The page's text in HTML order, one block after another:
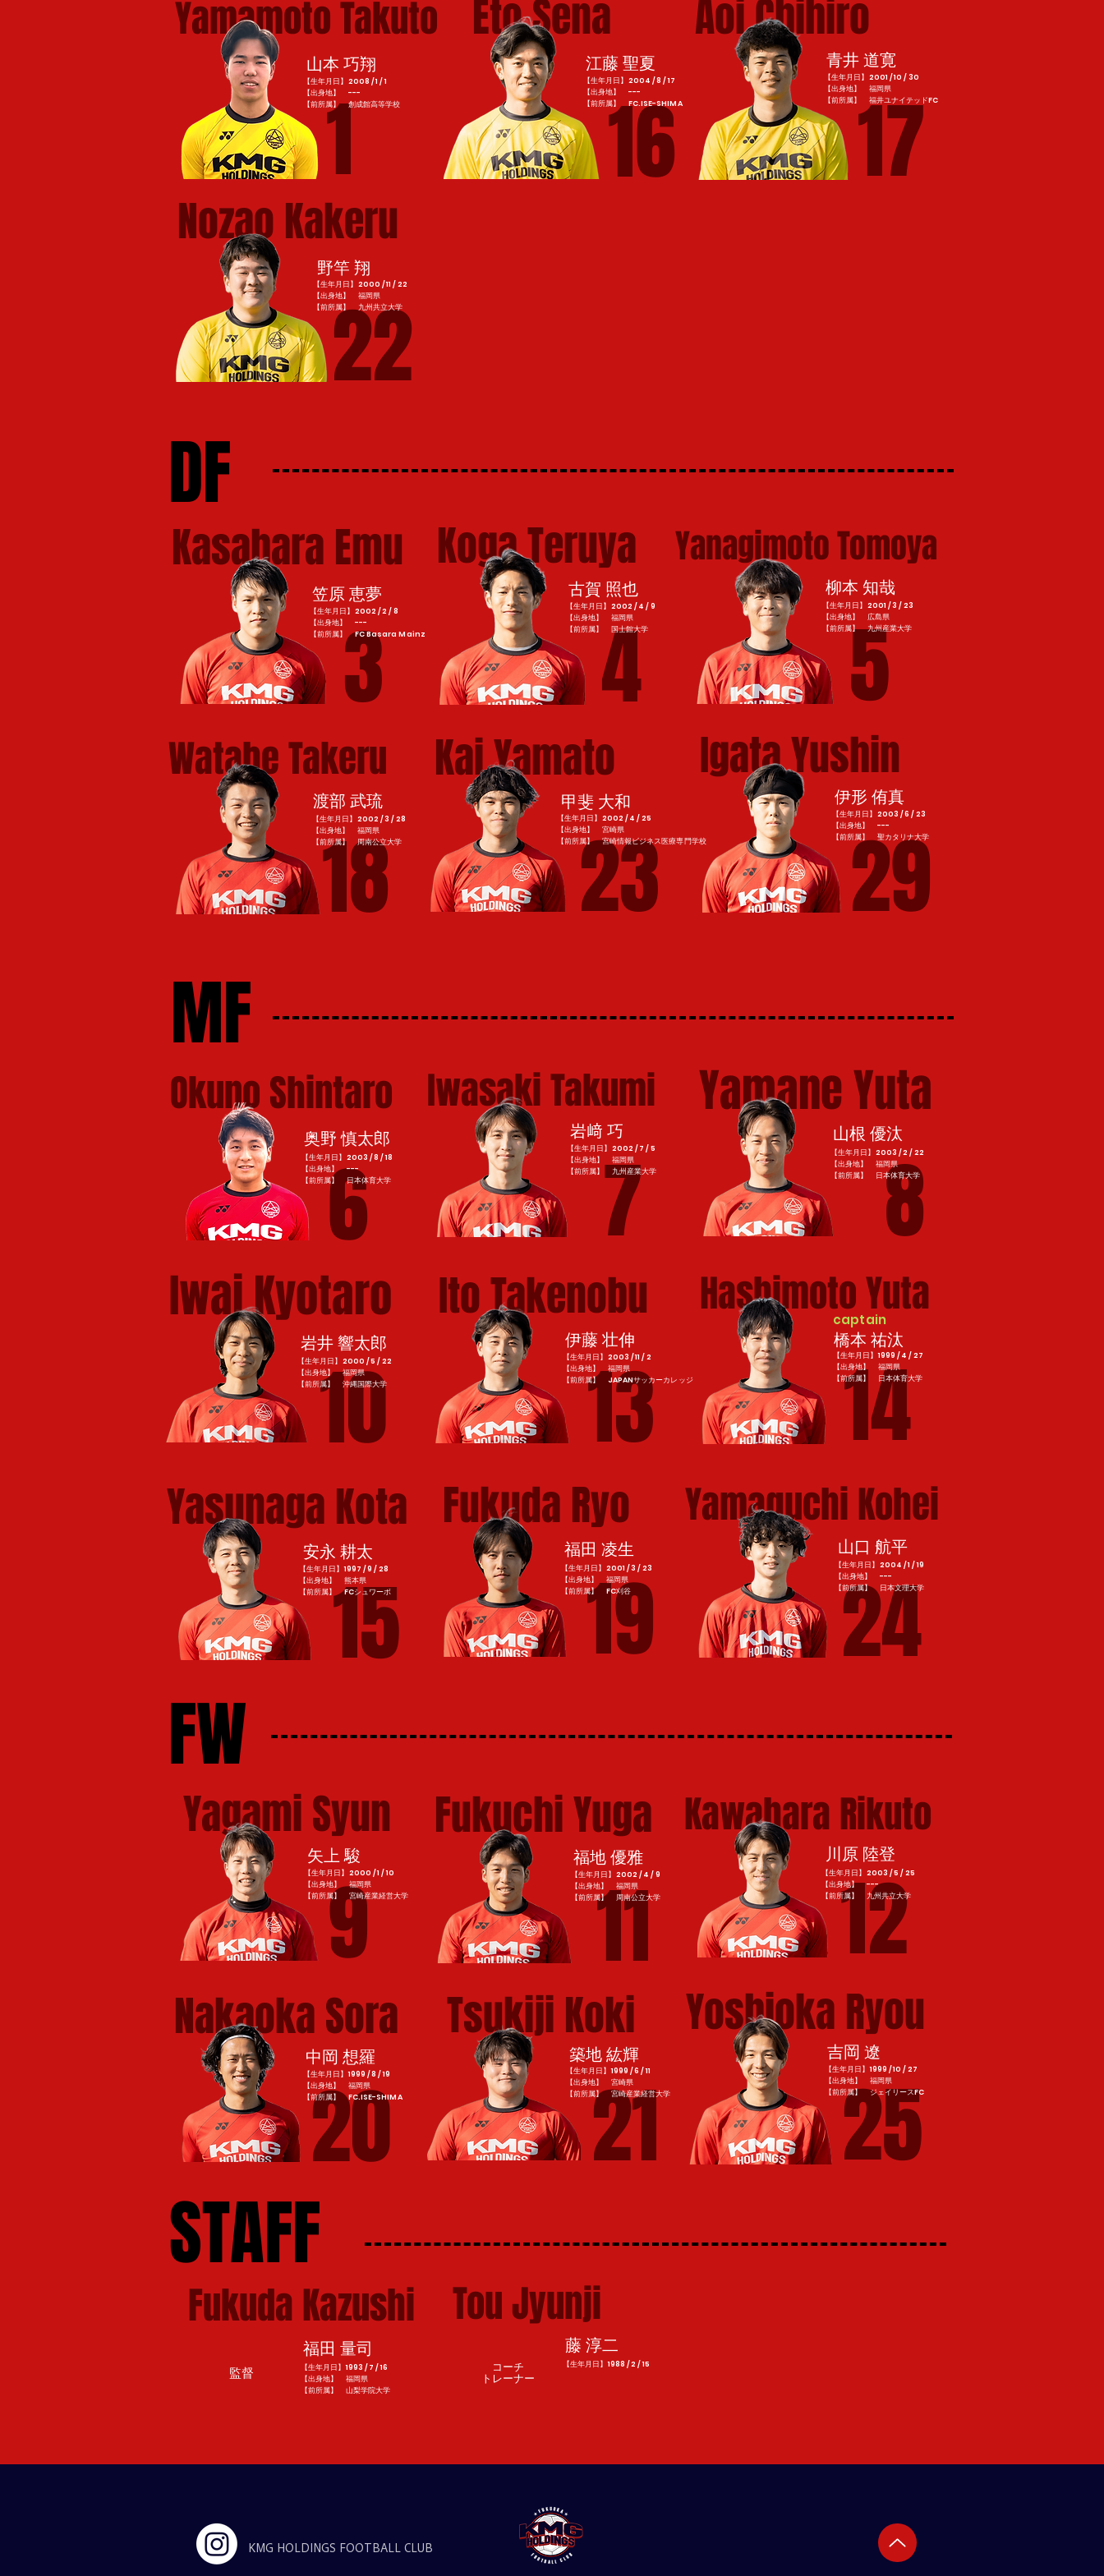
野竿 翔
Nozao Kakeru
22
【生年月日】2000 / 11 / 22
【出身地】 福岡県
​【前所属】 九州共立大学
江藤 聖夏
Eto Sena
16
【生年月日】2004 / 8 / 17
【出身地】 ---
​【前所属】 FC.ISE-SHIMA
青井 道寛
Aoi Chihiro
17
【生年月日】2001 / 10 / 30
【出身地】 福岡県
​【前所属】 福井ユナイテッドFC
Yamamoto Takuto
山本 巧翔
1
【生年月日】2008 / 1 / 1
【出身地】 ---
​【前所属】 創成館高等学校
DF
Yanagimoto Tomoya
柳本 知哉
5
【生年月日】2001 / 3 / 23
【出身地】 広島県
​【前所属】 九州産業大学
Koga Teruya
古賀 照也
4
【生年月日】2002 / 4 / 9
【出身地】 福岡県
​【前所属】 国士館大学
Kasahara Emu
笠原 恵夢
3
【生年月日】2002 / 2 / 8
【出身地】 ---
​【前所属】 FC Basara Mainz
Watabe Takeru
渡部 武琉
18
【生年月日】2002 / 3 / 28
【出身地】 福岡県
​【前所属】 周南公立大学
Kai Yamato
甲斐 大和
23
【生年月日】2002 / 4 / 25
【出身地】 宮崎県
​【前所属】 宮崎情報ビジネス医療専門学校
Igata Yushin
29
【生年月日】2003 / 6 / 23
【出身地】 ---
​【前所属】 聖カタリナ大学
伊形 侑真
MF
Yamane Yuta
8
【生年月日】2003 / 2 / 22
【出身地】 福岡県
​【前所属】 日本体育大学
山根 優汰
Okuno Shintaro
奥野 慎太郎
6
【生年月日】2003 / 8 / 18
【出身地】 ---
​【前所属】 日本体育大学
岩﨑 巧
Iwasaki Takumi
7
【生年月日】2002 / 7 / 5
【出身地】 福岡県
​【前所属】 九州産業大学
Iwai Kyotaro
岩井 響太郎
10
【生年月日】2000 / 5 / 22
【出身地】 福岡県
​【前所属】 沖縄国際大学
橋本 祐汰
Hashimoto Yuta
14
【生年月日】1999 / 4 / 27
【出身地】 福岡県
​【前所属】 日本体育大学
伊藤 壮伸
Ito Takenobu
13
【生年月日】2003 / 11 / 2
【出身地】 福岡県
​【前所属】 JAPANサッカーカレッジ
captain
Yasunaga Kota
安永 耕太
15
【生年月日】1997 / 9 / 28
【出身地】 熊本県
​【前所属】 FCシュワーボ
福田 凌生
Fukuda Ryo
19
【生年月日】2001 / 3 / 23
【出身地】 福岡県
​【前所属】 FC刈谷
Yamaguchi Kohei
24
山口 航平
【生年月日】2004 / 1 / 19
【出身地】 ---
​【前所属】 日本文理大学
FW
矢上 駿
Yagami Syun
9
【生年月日】2000 / 1 / 10
【出身地】 福岡県
​【前所属】 宮崎産業経営大学
福地 優雅
Fukuchi Yuga
11
【生年月日】2002 / 4 / 9
【出身地】 福岡県
​【前所属】 周南公立大学
Nakaoka Sora
中岡 想羅
20
【生年月日】1999 / 8 / 19
【出身地】 福岡県
​【前所属】 FC.ISE-SHIMA
Tsukiji Koki
築地 紘輝
21
【生年月日】1999 / 6 / 11
【出身地】 宮崎県
​【前所属】 宮崎産業経営大学
Kawahara Rikuto
川原 陸登
12
【生年月日】2003 / 5 / 25
【出身地】 ---
​【前所属】 九州共立大学
吉岡 遼
Yoshioka Ryou
25
【生年月日】1999 / 10 / 27
【出身地】 福岡県
​【前所属】 ジェイリースFC
​STAFF
Fukuda Kazushi
福田 量司
【生年月日】1993 / 7 / 16
【出身地】 福岡県
​【前所属】 山梨学院大学
監督
Tou Jyunji
藤 淳二
【生年月日】1988 / 2 / 15
コーチ
​トレーナー
KMG HOLDINGS FOOTBALL CLUB